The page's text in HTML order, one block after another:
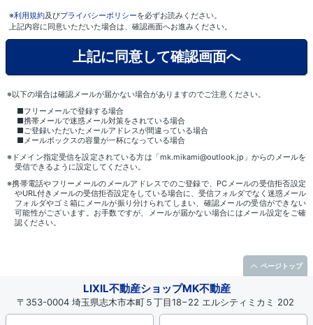
※利用規約及びプライバシーポリシーを必ずお読みください。
上記内容に同意いただいた場合は、確認画面へお進みください。
※以下の場合は確認メールが届かない場合がありますのでご注意ください。
■フリーメールで登録する場合
■携帯メールで迷惑メール対策をされている場合
■ご登録いただいたメールアドレスが間違っている場合
■メールボックスの容量が一杯になっている場合
※ドメイン指定受信を設定されている方は「mk.mikami@outlook.jp」からのメールを
受信できるように設定してください。
※携帯電話やフリーメールのメールアドレスでのご登録で、PCメールの受信拒否設定
やURL付きメールの受信拒否設定をしている場合に、受信フォルダでなく迷惑メール
フォルダやゴミ箱にメールが振り分けられてしまい、確認メールの受信ができない
可能性がございます。お手数ですが、メールが届かない場合にはメール設定をご確
認ください。
LIXIL不動産ショップMK不動産
〒353-0004 埼玉県志木市本町５丁目18−22 エルシティミカミ 202
ページトップ